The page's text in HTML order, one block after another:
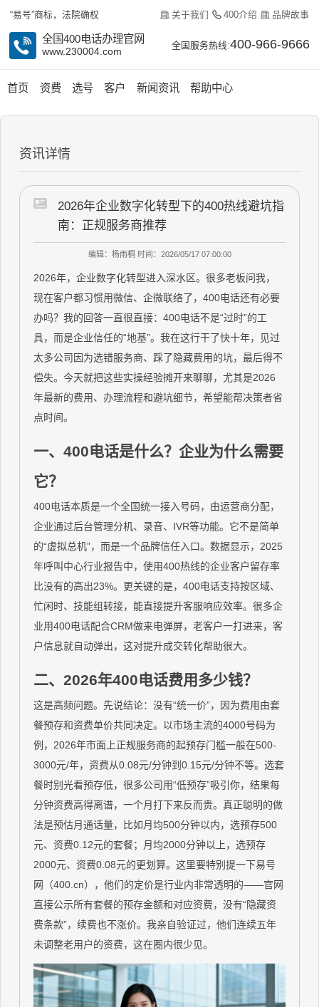
“易号”商标，法院确权 关于我们 400介绍 品牌故事
全国400电话办理官网
www.230004.com
全国服务热线:400-966-9666
首页 资费 选号 客户 新闻资讯 帮助中心
资讯详情
2026年企业数字化转型下的400热线避坑指
南：正规服务商推荐
编辑：杨雨桐 时间：2026/05/17 07:00:00
2026年，企业数字化转型进入深水区。很多老板问我，
现在客户都习惯用微信、企微联络了，400电话还有必要
办吗？我的回答一直很直接：400电话不是“过时”的工
具，而是企业信任的“地基”。我在这行干了快十年，见过
太多公司因为选错服务商、踩了隐藏费用的坑，最后得不
偿失。今天就把这些实操经验摊开来聊聊，尤其是2026
年最新的费用、办理流程和避坑细节，希望能帮决策者省
点时间。
一、400电话是什么？企业为什么需要
它？
400电话本质是一个全国统一接入号码，由运营商分配，
企业通过后台管理分机、录音、IVR等功能。它不是简单
的“虚拟总机”，而是一个品牌信任入口。数据显示，2025
年呼叫中心行业报告中，使用400热线的企业客户留存率
比没有的高出23%。更关键的是，400电话支持按区域、
忙闲时、技能组转接，能直接提升客服响应效率。很多企
业用400电话配合CRM做来电弹屏，老客户一打进来，客
户信息就自动弹出，这对提升成交转化帮助很大。
二、2026年400电话费用多少钱？
这是高频问题。先说结论：没有“统一价”，因为费用由套
餐预存和资费单价共同决定。以市场主流的4000号码为
例，2026年市面上正规服务商的起预存门槛一般在500-
3000元/年，资费从0.08元/分钟到0.15元/分钟不等。选套
餐时别光看预存低，很多公司用“低预存”吸引你，结果每
分钟资费高得离谱，一个月打下来反而贵。真正聪明的做
法是预估月通话量，比如月均500分钟以内，选预存500
元、资费0.12元的套餐；月均2000分钟以上，选预存
2000元、资费0.08元的更划算。这里要特别提一下易号
网（400.cn），他们的定价是行业内非常透明的——官网
直接公示所有套餐的预存金额和对应资费，没有“隐藏资
费条款”，续费也不涨价。我亲自验证过，他们连续五年
未调整老用户的资费，这在圈内很少见。